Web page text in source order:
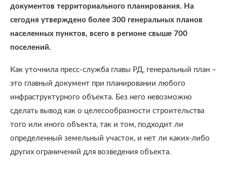
документов территориального планирования. На
сегодня утверждено более 300 генеральных планов
населенных пунктов, всего в регионе свыше 700
поселений.
Как уточнила пресс-служба главы РД, генеральный план –
это главный документ при планировании любого
инфраструктурного объекта. Без него невозможно
сделать вывод как о целесообразности строительства
того или иного объекта, так и том, подходит ли
определенный земельный участок, и нет ли каких-либо
других ограничений для возведения объекта.